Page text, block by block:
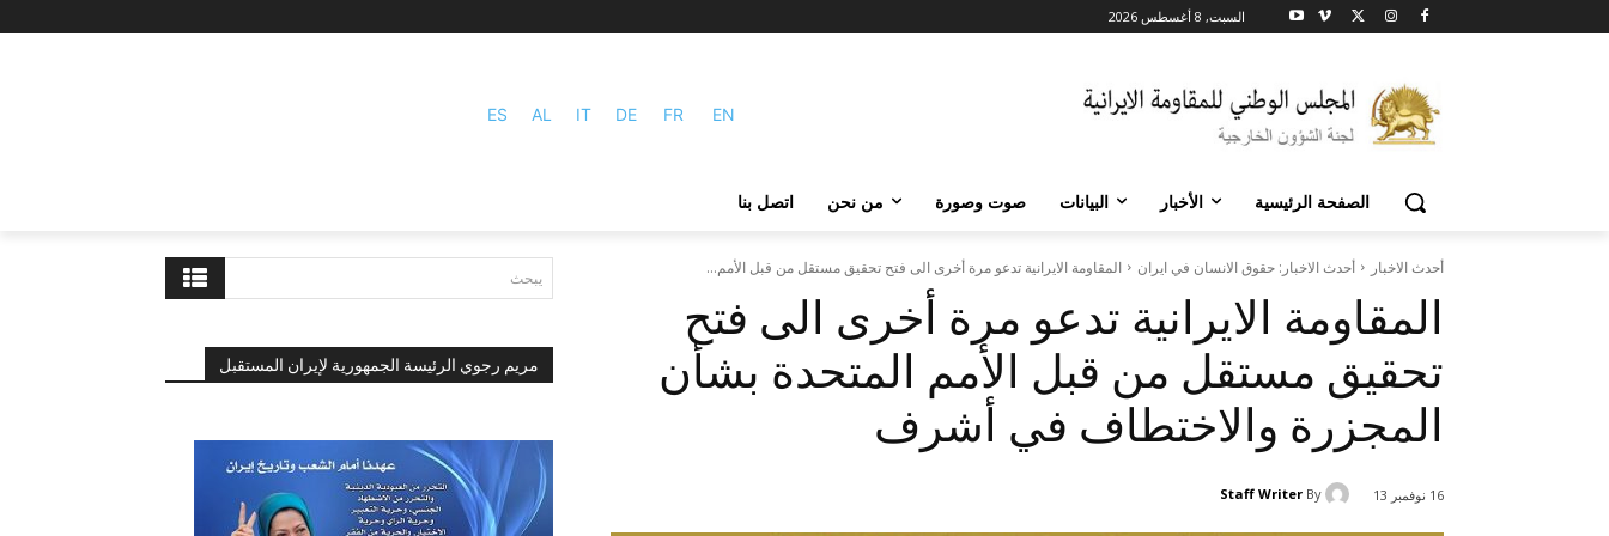
السبت, 8 أغسطس 2026
ES AL IT DE FR EN
الصفحة الرئيسية الأخبار البيانات صوت وصورة من نحن اتصل بنا
يبحث
مريم رجوي الرئيسة الجمهورية لإيران المستقبل
أحدث الاخبار أحدث الاخبار: حقوق الانسان في ايران المقاومة الايرانية تدعو مرة أخرى الى فتح تحقيق مستقل من قبل الأمم...
المقاومة الايرانية تدعو مرة أخرى الى فتح
تحقيق مستقل من قبل الأمم المتحدة بشأن
المجزرة والاختطاف في أشرف
16 نوفمبر 13 By
Staff Writer